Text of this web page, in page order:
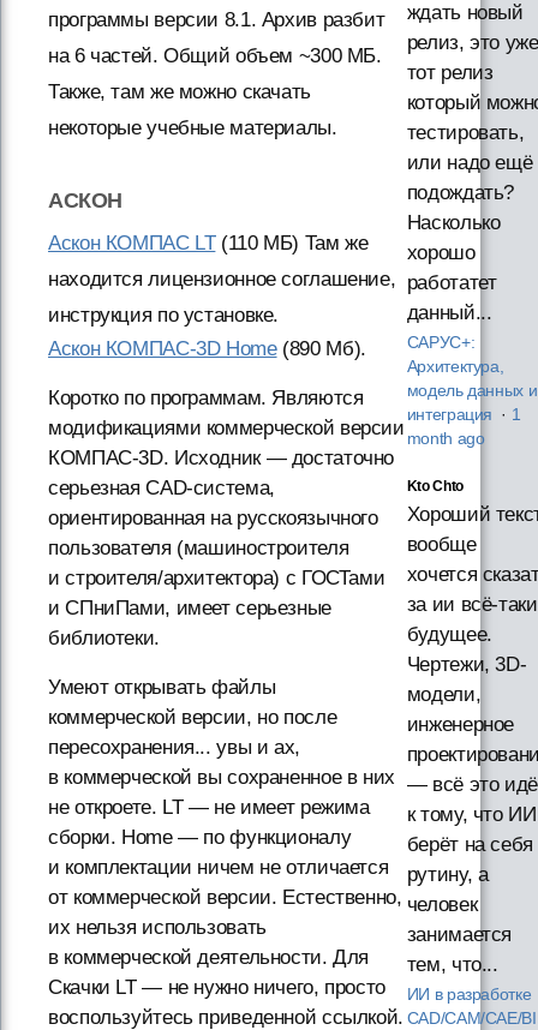
программы версии 8.1. Архив разбит
на 6 частей. Общий объем ~300 МБ.
Также, там же можно скачать
некоторые учебные материалы.
АСКОН
Аскон КОМПАС LT(110 МБ) Там же
находится лицензионное соглашение,
инструкция по установке.
Аскон КОМПАС-3D Home(890 Мб).
Коротко по программам. Являются
модификациями коммерческой версии
КОМПАС-3D. Исходник — достаточно
серьезная CAD-система,
ориентированная на русскоязычного
пользователя (машиностроителя
и строителя/архитектора) с ГОСТами
и СПниПами, имеет серьезные
библиотеки.
Умеют открывать файлы
коммерческой версии, но после
пересохранения... увы и ах,
в коммерческой вы сохраненное в них
не откроете. LT — не имеет режима
сборки. Home — по функционалу
и комплектации ничем не отличается
от коммерческой версии. Естественно,
их нельзя использовать
в коммерческой деятельности. Для
Скачки LT — не нужно ничего, просто
воспользуйтесь приведенной ссылкой.
ждать новый
релиз, это уже
тот релиз
который
тестировать,
или надо ещё
подождать?
Насколько
хорошо
работатет
данный...
САРУС+:
Архитектура,
модель данных и
интеграция · 1
month ago
Kto Chto
Хороший
вообще
хочется
за ии всё-таки
будущее.
Чертежи, 3D-
модели,
инженерное
— всё это
к тому, что ИИ
берёт на себя
рутину, а
человек
занимается
тем, что...
ИИ в разработке
CAD/CAM/CAE/